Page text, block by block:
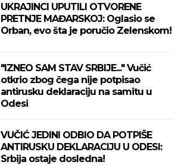
UKRAJINCI UPUTILI OTVORENE
PRETNJE MAĐARSKOJ: Oglasio se
Orban, evo šta je poručio Zelenskom!
"IZNEO SAM STAV SRBIJE..." Vučić
otkrio zbog čega nije potpisao
antirusku deklaraciju na samitu u
Odesi
VUČIĆ JEDINI ODBIO DA POTPIŠE
ANTIRUSKU DEKLARACIJU U ODESI:
Srbija ostaje dosledna!